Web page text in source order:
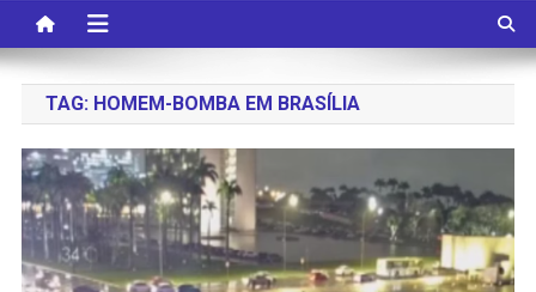
TAG: HOMEM-BOMBA EM BRASÍLIA